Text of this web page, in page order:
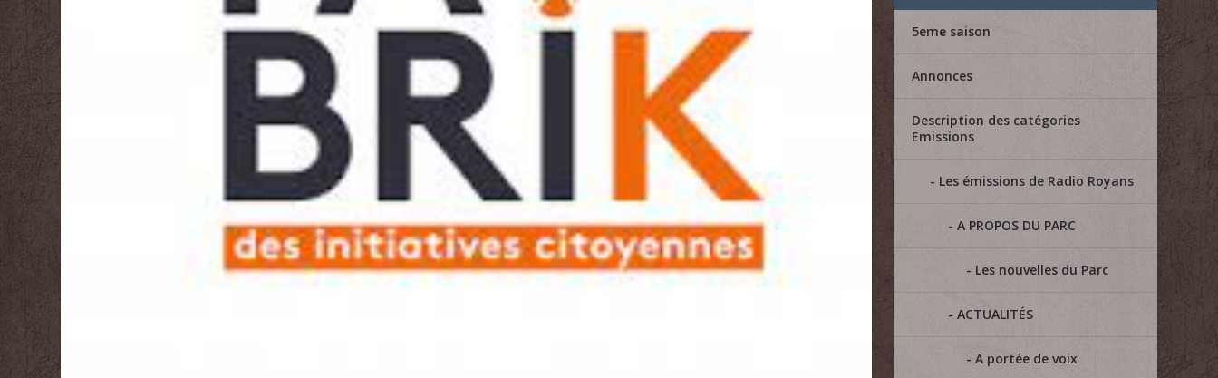
5eme saison
Annonces
Description des catégories
Emissions
Les émissions de Radio Royans
A PROPOS DU PARC
Les nouvelles du Parc
ACTUALITÉS
A portée de voix